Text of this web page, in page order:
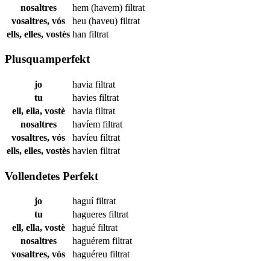
nosaltres
hem (havem) filtrat
vosaltres, vós
heu (haveu) filtrat
ells, elles, vostès han filtrat
Plusquamperfekt
jo havia filtrat
tu
havies filtrat
ell, ella, vostè
havia filtrat
nosaltres
havíem filtrat
vosaltres, vós
havíeu filtrat
ells, elles, vostès havien filtrat
Vollendetes Perfekt
jo haguífiltrat
tu
hagueres filtrat
ell, ella, vostè
hagué filtrat
nosaltres
haguérem filtrat
vosaltres, vós
haguéreu filtrat